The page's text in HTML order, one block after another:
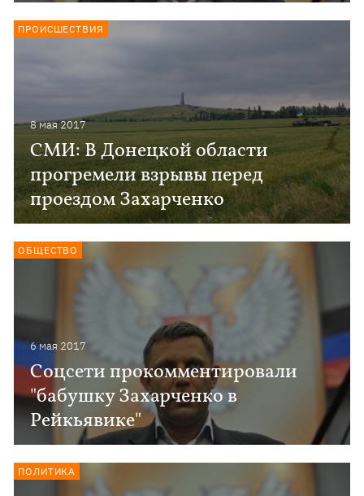
8 мая 2017
СМИ: В Донецкой области
прогремели взрывы перед
проездом Захарченко
ПРОИСШЕСТВИЯ
6 мая 2017
Соцсети прокомментировали
"бабушку Захарченко в
Рейкьявике"
ОБЩЕСТВО
ПОЛИТИКА